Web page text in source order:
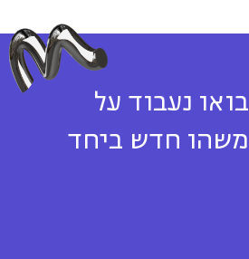
בואו נעבוד על
משהו חדש ביחד